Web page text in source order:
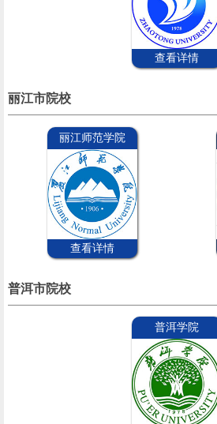
查看详情
丽江市院校
丽江师范学院
查看详情
普洱市院校
普洱学院